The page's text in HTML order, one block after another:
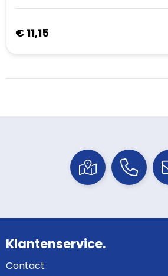
€ 11,15
Klantenservice.
Contact